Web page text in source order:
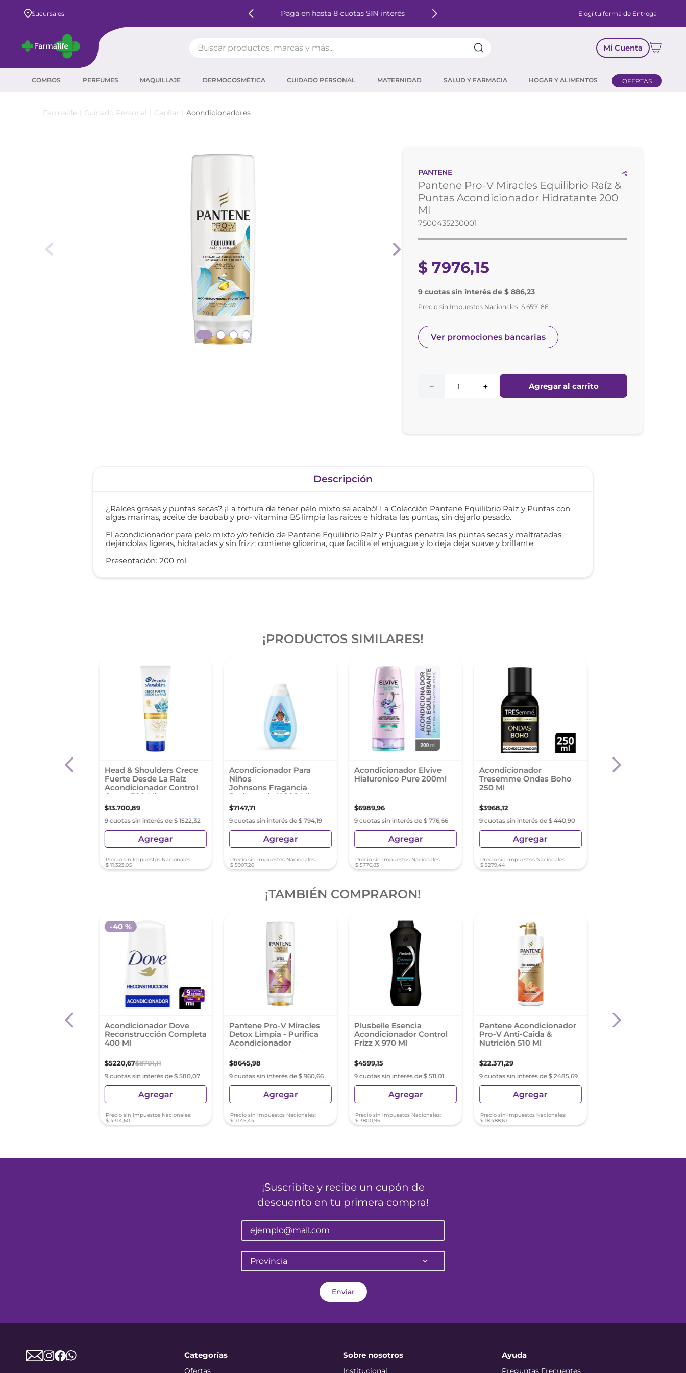
Sucursales Pagá en hasta 8 cuotas SIN interés Elegí tu forma de Entrega
Mi Cuenta
COMBOS PERFUMES MAQUILLAJE DERMOCOSMÉTICA CUIDADO PERSONAL MATERNIDAD SALUD Y FARMACIA HOGAR Y ALIMENTOS OFERTAS
Cuidado Personal Capilar Acondicionadores
PANTENE
Pantene Pro-V Miracles Equilibrio Raíz &
Puntas Acondicionador Hidratante 200
Ml
7500435230001
$ 7976,15
9 cuotas sin interés de $ 886,23
Precio sin Impuestos Nacionales:$ 6591,86
Ver promociones bancarias
＋
－ Agregar al carrito
Descripción
¿Raíces grasas y puntas secas? ¡La tortura de tener pelo mixto se acabó! La Colección Pantene Equilibrio Raíz y Puntas con
algas marinas, aceite de baobab y pro- vitamina B5 limpia las raíces e hidrata las puntas, sin dejarlo pesado.
El acondicionador para pelo mixto y/o teñido de Pantene Equilibrio Raíz y Puntas penetra las puntas secas y maltratadas,
dejándolas ligeras, hidratadas y sin frizz; contiene glicerina, que facilita el enjuague y lo deja deja suave y brillante.
Presentación: 200 ml.
¡PRODUCTOS SIMILARES!
Fructis
Head & Shoulders Crece
Fuerte Desde La Raíz
Acondicionador Control
Caspa 300 Ml
$13.700,89
9 cuotas sin interés de $ 1522,32
Agregar
Precio sin Impuestos Nacionales:
$ 11.323,05
Acondicionador Para
Niños
Johnsons Fragancia
Prolongada X 200 Ml
$7147,71
9 cuotas sin interés de $ 794,19
Agregar
Precio sin Impuestos Nacionales:
$ 5907,20
Acondicionador Elvive
Hialuronico Pure 200ml
$6989,96
9 cuotas sin interés de $ 776,66
Agregar
Precio sin Impuestos Nacionales:
$ 5776,83
Acondicionador
Tresemme Ondas Boho
250 Ml
$3968,12
9 cuotas sin interés de $ 440,90
Agregar
Precio sin Impuestos Nacionales:
$ 3279,44
Capilatis
¡TAMBIÉN COMPRARON!
Elvive
Acondicionador Dove
Reconstrucción Completa
400 Ml
$5220,67$8701,11
9 cuotas sin interés de $ 580,07
-40 %
Agregar
Precio sin Impuestos Nacionales:
$ 4314,60
Pantene Pro-V Miracles
Detox Limpia - Purifica
Acondicionador
Hidratante 400 Ml
$8645,98
9 cuotas sin interés de $ 960,66
Agregar
Precio sin Impuestos Nacionales:
$ 7145,44
Plusbelle Esencia
Acondicionador Control
Frizz X 970 Ml
$4599,15
9 cuotas sin interés de $ 511,01
Agregar
Precio sin Impuestos Nacionales:
$ 3800,95
Pantene Acondicionador
Pro-V Anti-Caida &
Nutrición 510 Ml
$22.371,29
9 cuotas sin interés de $ 2485,69
Agregar
Precio sin Impuestos Nacionales:
$ 18.488,67
Acondicionador
¡Suscribite y recibe un cupón de
descuento en tu primera compra!
Provincia
Enviar
Categorías
Ofertas
Sobre nosotros
Institucional
Ayuda
Preguntas Frecuentes
corrector
mascara pestañas
retinol
tintura